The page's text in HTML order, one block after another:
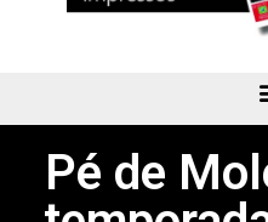
Pé de